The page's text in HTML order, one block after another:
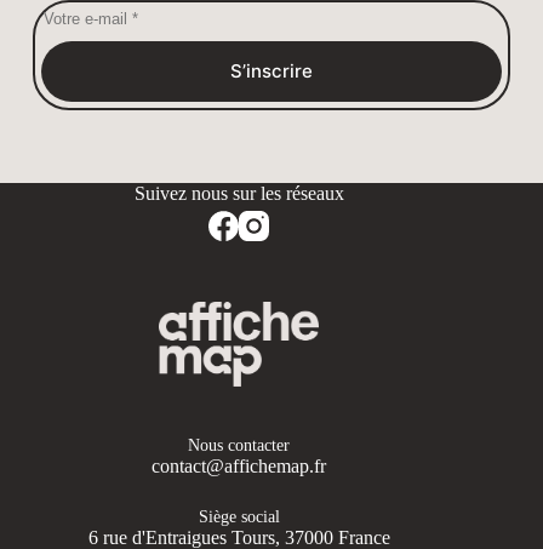
S’inscrire
Nous contacter
contact@affichemap.fr
Siège social
6 rue d'Entraigues Tours, 37000 France